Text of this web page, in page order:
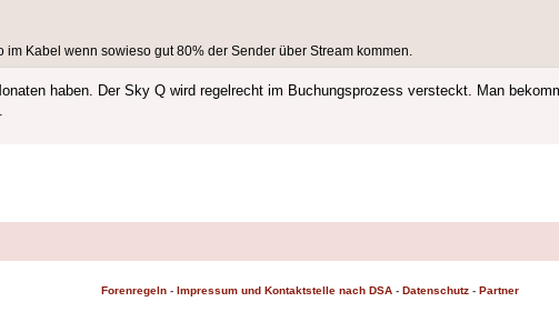
Kabel wenn sowieso gut 80% der Sender über Stream kommen.
haben. Der Sky Q wird regelrecht im Buchungsprozess versteckt. Man
Forenregeln - Impressum und Kontaktstelle nach DSA - Datenschutz - Partner